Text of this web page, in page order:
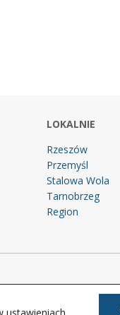
LOKALNIE
Rzeszów
Przemyśl
Stalowa Wola
Tarnobrzeg
Region